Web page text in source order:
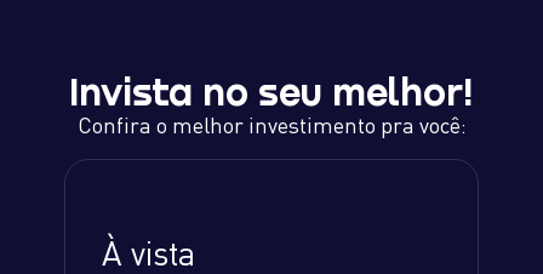
Invista no seu melhor!
Confira o melhor investimento pra você:
À vista